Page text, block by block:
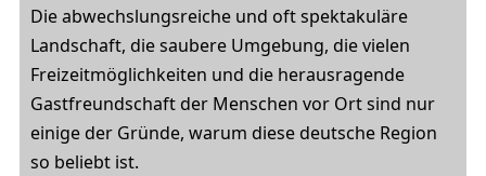
Die abwechslungsreiche und oft spektakuläre
Landschaft, die saubere Umgebung, die vielen
Freizeitmöglichkeiten und die herausragende
Gastfreundschaft der Menschen vor Ort sind nur
einige der Gründe, warum diese deutsche Region
so beliebt ist.